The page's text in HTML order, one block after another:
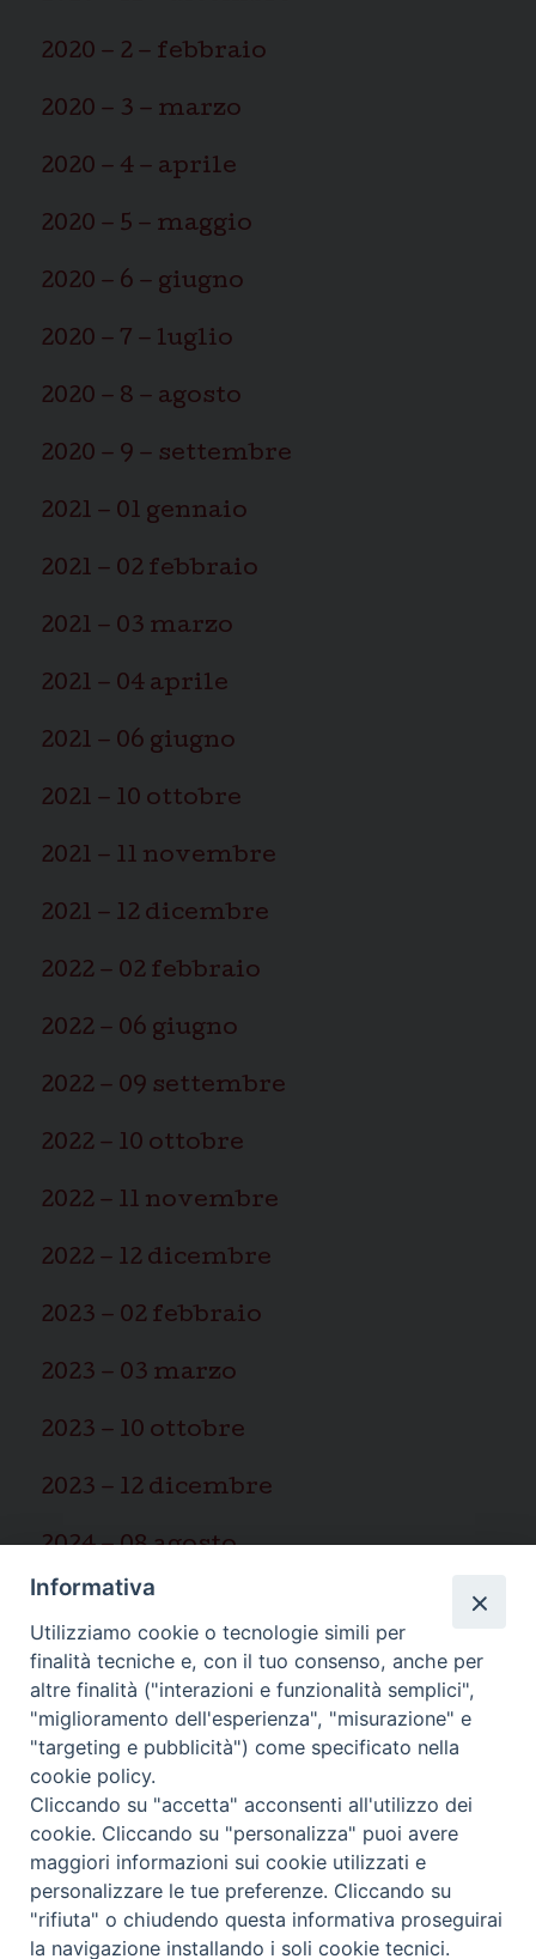
2020 – 2 – febbraio
2020 – 3 – marzo
2020 – 4 – aprile
2020 – 5 – maggio
2020 – 6 – giugno
2020 – 7 – luglio
2020 – 8 – agosto
2020 – 9 – settembre
2021 – 01 gennaio
2021 – 02 febbraio
2021 – 03 marzo
2021 – 04 aprile
2021 – 06 giugno
2021 – 10 ottobre
2021 – 11 novembre
2021 – 12 dicembre
2022 – 02 febbraio
2022 – 06 giugno
2022 – 09 settembre
2022 – 10 ottobre
2022 – 11 novembre
2022 – 12 dicembre
2023 – 02 febbraio
2023 – 03 marzo
2023 – 10 ottobre
2023 – 12 dicembre
2024 – 08 agosto
2025 – 03 marzo
Paolo”
Via Cifali 5-7
95123 Catania - Italia
E-mail:redazione@sdbsicilia.org
Informativa
Utilizziamo cookie o tecnologie simili per
finalità tecniche e, con il tuo consenso, anche per
altre finalità ("interazioni e funzionalità semplici",
"miglioramento dell'esperienza", "misurazione" e
"targeting e pubblicità") come specificato nella
cookie policy.
Cliccando su "accetta" acconsenti all'utilizzo dei
cookie. Cliccando su "personalizza" puoi avere
maggiori informazioni sui cookie utilizzati e
personalizzare le tue preferenze. Cliccando su
"rifiuta" o chiudendo questa informativa proseguirai
la navigazione installando i soli cookie tecnici.